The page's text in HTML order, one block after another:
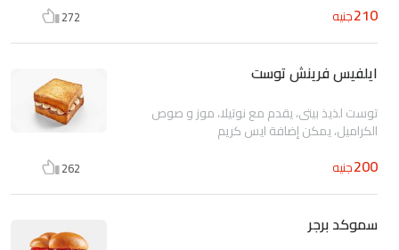
210جنيه 272
ايلفيس فرينش توست
توست لذيذ بيتى، يقدم مع نوتيلا، موز و صوص
الكراميل، يمكن إضافة ايس كريم
200جنيه 262
سموكد برجر